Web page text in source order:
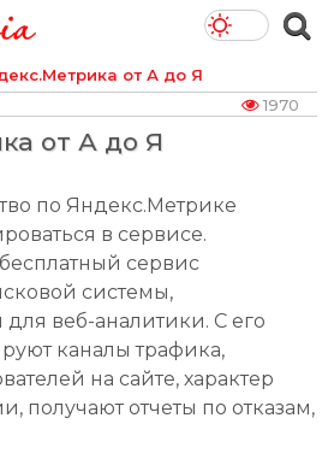
от А до Я
1970
от А до Я
по Яндекс.Метрике
в сервисе.
сервис
системы,
веб-аналитики. С его
каналы трафика,
на сайте, характер
получают отчеты по отказам,